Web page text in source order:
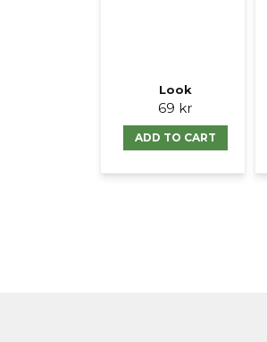
Look
69 kr
ADD TO CART